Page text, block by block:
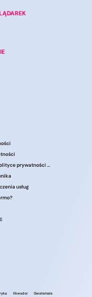
Informacja o polityce prywatności CCPA
usług
Ekwador Gwatemala